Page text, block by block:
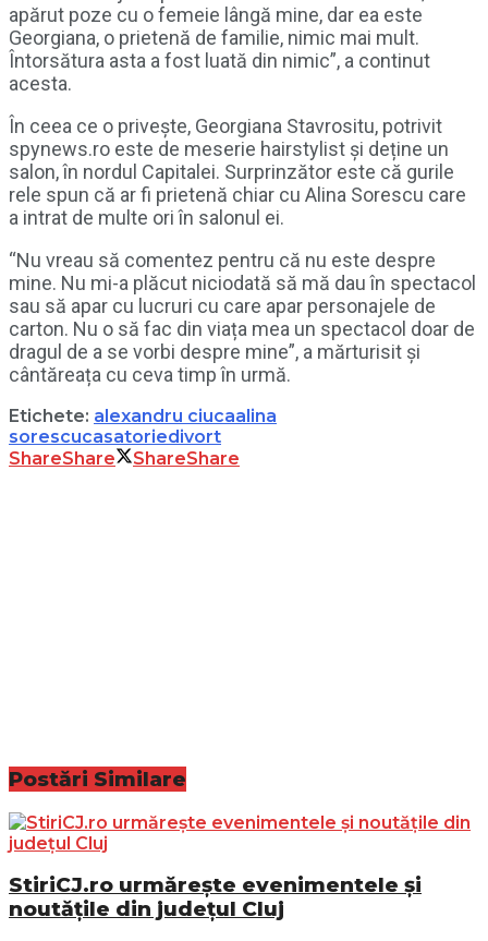
apărut poze cu o femeie lângă mine, dar ea este
Georgiana, o prietenă de familie, nimic mai mult.
Întorsătura asta a fost luată din nimic”, a continut
acesta.
În ceea ce o privește, Georgiana Stavrositu, potrivit
spynews.ro este de meserie hairstylist și deține un
salon, în nordul Capitalei. Surprinzător este că gurile
rele spun că ar fi prietenă chiar cu Alina Sorescu care
a intrat de multe ori în salonul ei.
“Nu vreau să comentez pentru că nu este despre
mine. Nu mi-a plăcut niciodată să mă dau în spectacol
sau să apar cu lucruri cu care apar personajele de
carton. Nu o să fac din viața mea un spectacol doar de
dragul de a se vorbi despre mine”, a mărturisit și
cântăreața cu ceva timp în urmă.
Etichete: alexandru ciucaalina
sorescucasatoriedivort
ShareShare ShareShare
Postări Similare
StiriCJ.ro urmărește evenimentele și
noutățile din județul Cluj